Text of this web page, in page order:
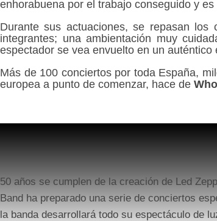
enhorabuena por el trabajo conseguido y
Durante sus actuaciones, se repasan
integrantes; una ambientación muy
espectador se vea envuelto en un
Más de 100 conciertos por toda España,
europea a punto de comenzar, hace de
50 años se cumplen de la creación de Led
Band ha preparado una serie de conciertos
la banda desarrollará todo su espectáculo de